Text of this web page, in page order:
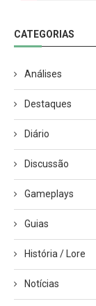
CATEGORIAS
Análises
Destaques
Diário
Discussão
Gameplays
Guias
História / Lore
Notícias